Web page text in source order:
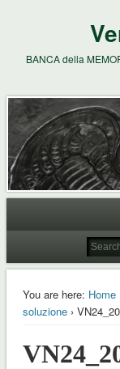
BANCA della
You are here: Home
soluzione›